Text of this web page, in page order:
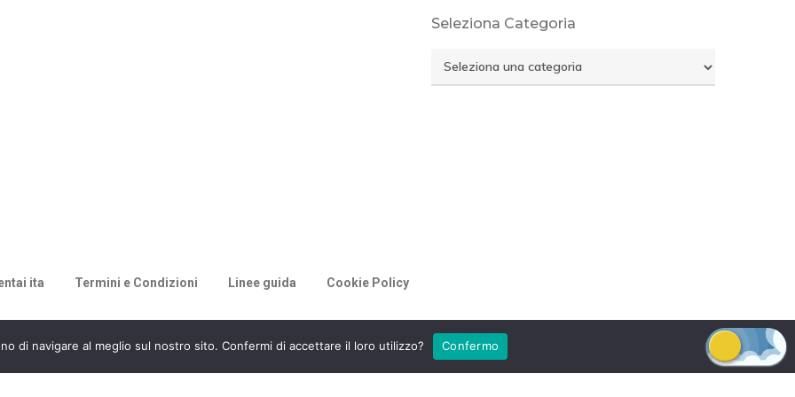
Seleziona Categoria
Seleziona
Categoria
ita Termini e Condizioni Linee guida Cookie Policy
di navigare al meglio sul nostro sito. Confermi di accettare il loro utilizzo? Confermo